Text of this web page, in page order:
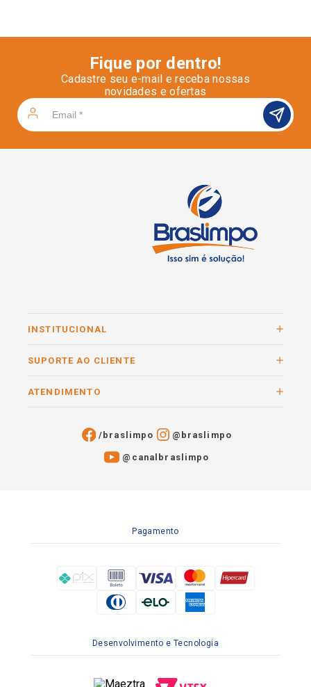
Fique por dentro!
Cadastre seu e-mail e receba nossas
novidades e ofertas
INSTITUCIONAL
SUPORTE AO CLIENTE
ATENDIMENTO
/braslimpo @braslimpo
@canalbraslimpo​
Pagamento
Desenvolvimento e Tecnologia